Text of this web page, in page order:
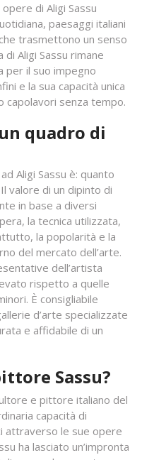
di Aligi Sassu
paesaggi italiani
trasmettono un senso
Aligi Sassu rimane
per il suo impegno
e la sua capacità unica
capolavori senza tempo.
quadro di
Aligi Sassu è: quanto
valore di un dipinto di
in base a diversi
la tecnica utilizzata,
la popolarità e la
del mercato dell’arte.
dell’artista
rispetto a quelle
È consigliabile
d’arte specializzate
e affidabile di un
Sassu?
e pittore italiano del
capacità di
attraverso le sue opere
ha lasciato un’impronta